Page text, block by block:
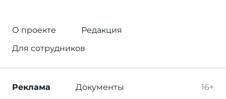
О проекте
Редакция
Для сотрудников
16+
Реклама Документы